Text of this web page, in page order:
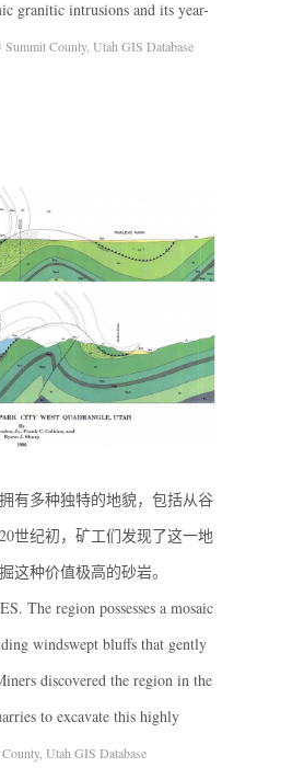
granitic intrusions and its year-
County, Utah GIS Database
有多种独特的地貌，包括从谷
世纪初，矿工们发现了这一地
这种价值极高的砂岩。
The region possesses a mosaic
windswept bluffs that gently
discovered the region in the
to excavate this highly
Utah GIS Database